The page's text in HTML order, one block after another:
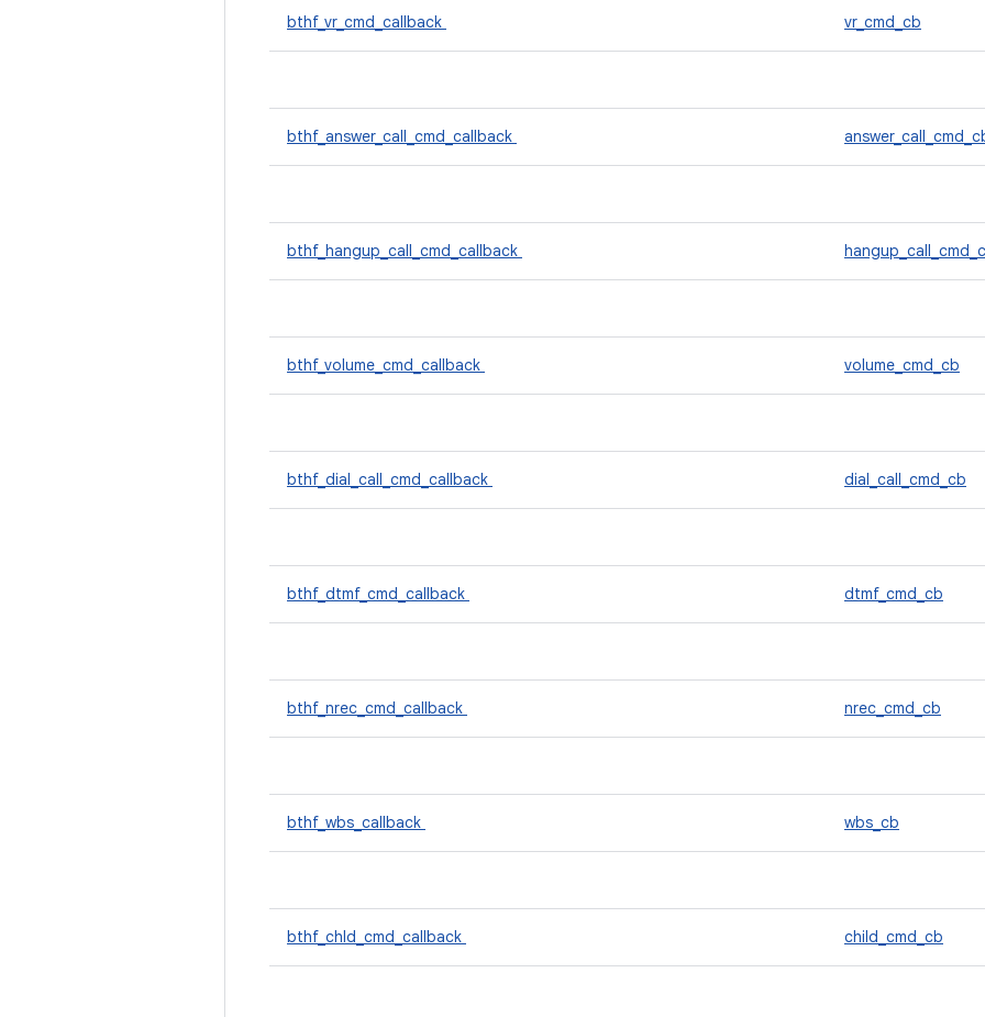
bthf_vr_cmd_callback vr_cmd_cb
bthf_answer_call_cmd_callback
bthf_hangup_call_cmd_callback
bthf_volume_cmd_callback volume_cmd_cb
bthf_dial_call_cmd_callback dial_call_cmd_cb
bthf_dtmf_cmd_callback dtmf_cmd_cb
bthf_nrec_cmd_callback nrec_cmd_cb
bthf_wbs_callback wbs_cb
bthf_chld_cmd_callback child_cmd_cb